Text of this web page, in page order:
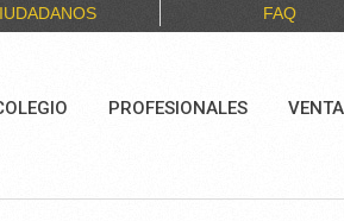
FAQ
PROFESIONALES